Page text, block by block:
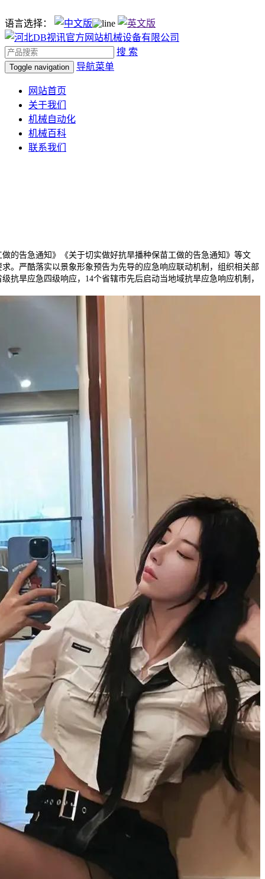
语言选择：
搜 索
Toggle navigation 导航菜单
网站首页
关于我们
机械自动化
机械百科
联系我们
告急通知》《关于切实做好抗旱播种保苗工做的告急通知》等文
。严酷落实以景象形象预告为先导的应急响应联动机制，组织相关部
抗旱应急四级响应，14个省辖市先后启动当地域抗旱应急响应机制，